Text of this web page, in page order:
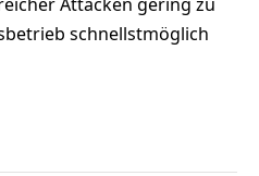
schnellstmöglich